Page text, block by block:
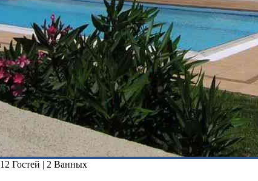
12 Гостей | 2 Ванных